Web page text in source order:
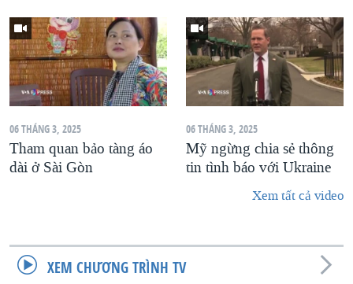
06 THÁNG 3, 2025
Tham quan bảo tàng áo
dài ở Sài Gòn
06 THÁNG 3, 2025
Mỹ ngừng chia sẻ thông
tin tình báo với Ukraine
Xem tất cả video
XEM CHƯƠNG TRÌNH TV